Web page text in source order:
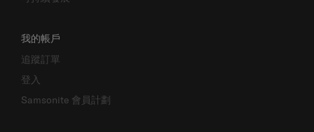
我的帳戶
追蹤訂單
登入
Samsonite 會員計劃